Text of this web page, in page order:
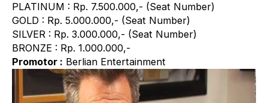
PLATINUM : Rp. 7.500.000,- (Seat Number)
GOLD : Rp. 5.000.000,- (Seat Number)
SILVER : Rp. 3.000.000,- (Seat Number)
BRONZE : Rp. 1.000.000,-
Promotor : Berlian Entertainment